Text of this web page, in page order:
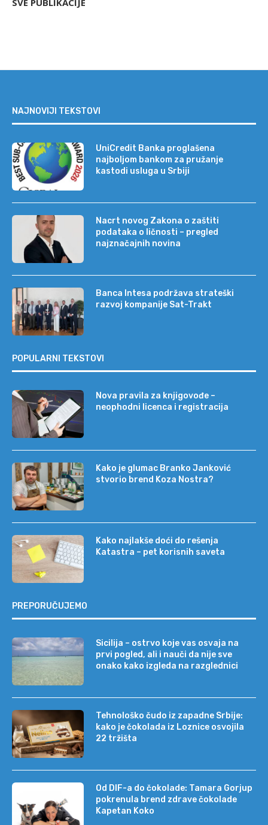
NAJNOVIJI TEKSTOVI
UniCredit Banka proglašena
najboljom bankom za pružanje
kastodi usluga u Srbiji
Nacrt novog Zakona o zaštiti
podataka o ličnosti – pregled
najznačajnih novina
Banca Intesa podržava strateški
razvoj kompanije Sat-Trakt
POPULARNI TEKSTOVI
Nova pravila za knjigovođe –
neophodni licenca i registracija
Kako je glumac Branko Janković
stvorio brend Koza Nostra?
Kako najlakše doći do rešenja
Katastra – pet korisnih saveta
PREPORUČUJEMO
Sicilija – ostrvo koje vas osvaja na
prvi pogled, ali i nauči da nije sve
onako kako izgleda na razglednici
Tehnološko čudo iz zapadne Srbije:
kako je čokolada iz Loznice osvojila
22 tržišta
Od DIF-a do čokolade: Tamara Gorjup
pokrenula brend zdrave čokolade
Kapetan Koko